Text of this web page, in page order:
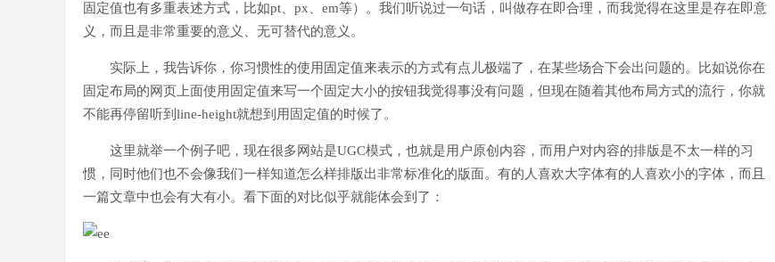
固定值也有多重表述方式，比如pt、px、em等）。我们听说过一句话，叫做存在即合理，而我觉得在这里是存在即意
义，而且是非常重要的意义、无可替代的意义。
实际上，我告诉你，你习惯性的使用固定值来表示的方式有点儿极端了，在某些场合下会出问题的。比如说你在
固定布局的网页上面使用固定值来写一个固定大小的按钮我觉得事没有问题，但现在随着其他布局方式的流行，你就
不能再停留听到line-height就想到用固定值的时候了。
这里就举一个例子吧，现在很多网站是UGC模式，也就是用户原创内容，而用户对内容的排版是不太一样的习
惯，同时他们也不会像我们一样知道怎么样排版出非常标准化的版面。有的人喜欢大字体有的人喜欢小的字体，而且
一篇文章中也会有大有小。看下面的对比似乎就能体会到了：